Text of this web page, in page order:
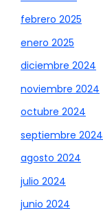
febrero 2025
enero 2025
diciembre 2024
noviembre 2024
octubre 2024
septiembre 2024
agosto 2024
julio 2024
junio 2024